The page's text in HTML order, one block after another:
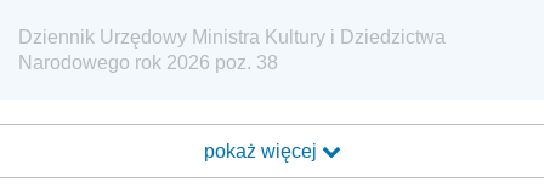
Dziennik Urzędowy Ministra Kultury i Dziedzictwa
Narodowego rok 2026 poz. 38
pokaż więcej